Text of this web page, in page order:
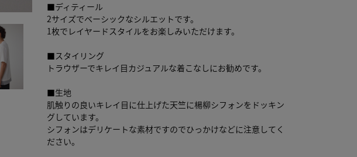
■ディティール
2サイズでベーシックなシルエットです。
1枚でレイヤードスタイルをお楽しみいただけます。
■スタイリング
トラウザーでキレイ目カジュアルな着こなしにお勧めです。
■生地
肌触りの良いキレイ目に仕上げた天竺に楊柳シフォンをドッキン
グしています。
シフォンはデリケートな素材ですのでひっかけなどに注意してく
ださい。